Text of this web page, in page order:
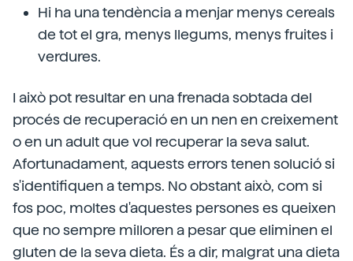
Hi ha una tendència a menjar menys cereals
de tot el gra, menys llegums, menys fruites i
verdures.
I això pot resultar en una frenada sobtada del
procés de recuperació en un nen en creixement
o en un adult que vol recuperar la seva salut.
Afortunadament, aquests errors tenen solució si
s'identifiquen a temps. No obstant això, com si
fos poc, moltes d'aquestes persones es queixen
que no sempre milloren a pesar que eliminen el
gluten de la seva dieta. És a dir, malgrat una dieta